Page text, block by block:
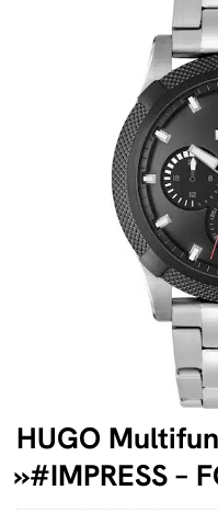
HUGO
»#IMPRESS –